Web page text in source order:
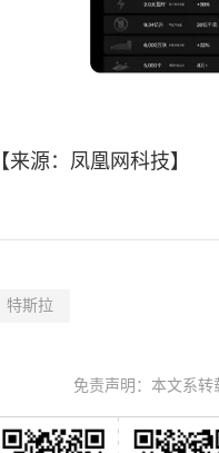
【来源：凤凰网科技】
特斯拉
免责声明：本文系